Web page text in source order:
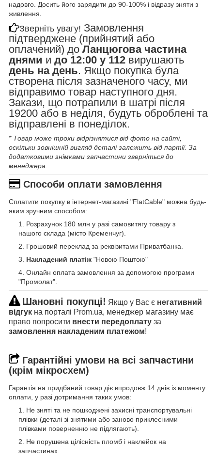
надовго. Досить його зарядити до 90-100% і відразу зняти з
живлення.
Зверніть увагу! Замовлення
підтверджене (прийнятий або
оплачений) до Ланцюгова частина
днями и до 12:00 у 112 вирушають
день на день. Якщо покупка була
створена після зазначеного часу, ми
відправимо товар наступного дня.
Закази, що потрапили в шатрі після
19200 або в неділя, будуть оброблені та
відправлені в понеділок.
* Товар може трохи відрізнятися від фото на сайті,
оскільки зовнішній вигляд деталі залежить від партії. За
додатковими знімками запчастини зверніться до
менеджера.
Способи оплати замовлення
Сплатити покупку в інтернет-магазині "FlatCable" можна будь-
яким зручним способом:
Розрахунок 180 млн у разі самовитягу товару з
нашого склада (місто Кременчуг).
Грошовий переклад за реквізитами Приватбанка.
Накладений платіж "Новою Поштою"
Онлайн оплата замовлення за допомогою програми
"Промолат".
Шановні покупці! Якщо у Вас є негативний
відгук на порталі Prom.ua, менеджер магазину має
право попросити внести передоплату за
замовлення накладеним платежом!
Гарантійні умови на всі запчастини
(крім мікросхем)
Гарантія на придбаний товар діє впродовж 14 днів із моменту
оплати, у разі дотримання таких умов:
Не зняті та не пошкоджені захисні транспортувальні
плівки (деталі зі знятими або заново приклеєними
плівками поверненню не підлягають).
Не порушена цілісність пломб і наклейок на
запчастинах.